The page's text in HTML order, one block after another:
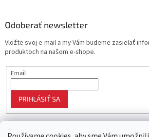
Odoberať newsletter
Vložte svoj e-mail a my Vám budeme zasielať
produktoch na našom e-shope.
Email
PRIHLÁSIŤ SA